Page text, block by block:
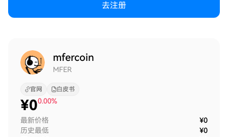
去注册
mfercoin
MFER
官网 白皮书
¥00.00%
最新价格
¥0
历史最低
¥0